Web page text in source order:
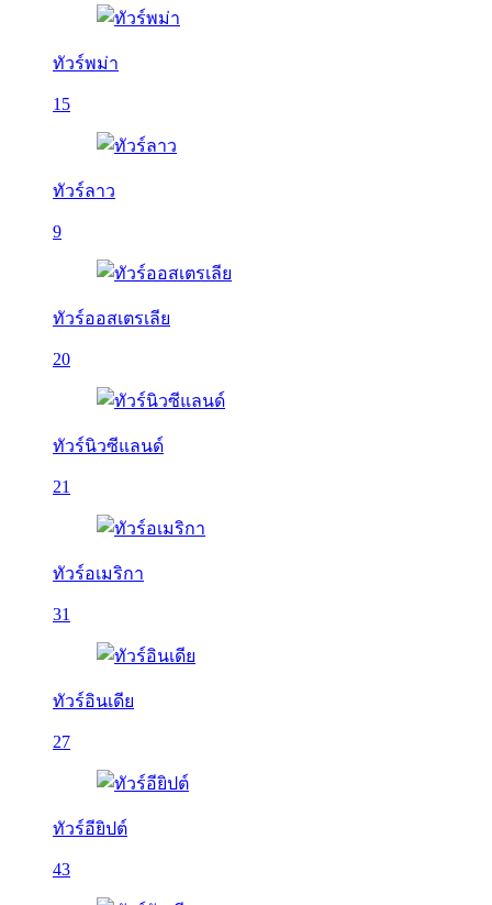
ทัวร์พม่า
15
ทัวร์ลาว
9
ทัวร์ออสเตรเลีย
20
ทัวร์นิวซีแลนด์
21
ทัวร์อเมริกา
31
ทัวร์อินเดีย
27
ทัวร์อียิปต์
43